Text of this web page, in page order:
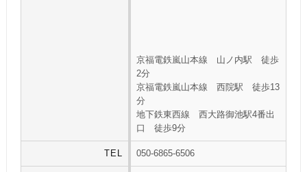
京福電鉄嵐山本線 山ノ内駅 徒歩
2分
京福電鉄嵐山本線 西院駅 徒歩13
分
地下鉄東西線 西大路御池駅4番出
口 徒歩9分
TEL 050-6865-6506